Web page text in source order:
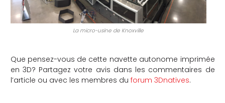
La micro-usine de Knoxville
Que pensez-vous de cette navette autonome imprimée
en 3D? Partagez votre avis dans les commentaires de
l’article ou avec les membres du forum 3Dnatives.